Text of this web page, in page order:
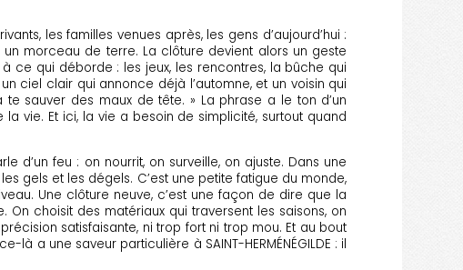
les familles venues après, les gens d’aujourd’hui :
morceau de terre. La clôture devient alors un geste
ce qui déborde : les jeux, les rencontres, la bûche qui
ciel clair qui annonce déjà l’automne, et un voisin qui
sauver des maux de tête. » La phrase a le ton d’un
vie. Et ici, la vie a besoin de simplicité, surtout quand
d’un feu : on nourrit, on surveille, on ajuste. Dans une
gels et les dégels. C’est une petite fatigue du monde,
Une clôture neuve, c’est une façon de dire que la
choisit des matériaux qui traversent les saisons, on
satisfaisante, ni trop fort ni trop mou. Et au bout
a une saveur particulière à SAINT-HERMÉNÉGILDE : il